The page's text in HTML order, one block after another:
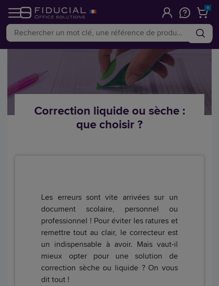
0
Correction liquide ou sèche :
que choisir ?
Les erreurs sont vite arrivées sur un
document scolaire, personnel ou
professionnel ! Pour éviter les ratures et
remettre tout au clair, le correcteur est
un indispensable à avoir. Mais vaut-il
mieux opter pour une solution de
correction sèche ou liquide ? On vous
dit tout !